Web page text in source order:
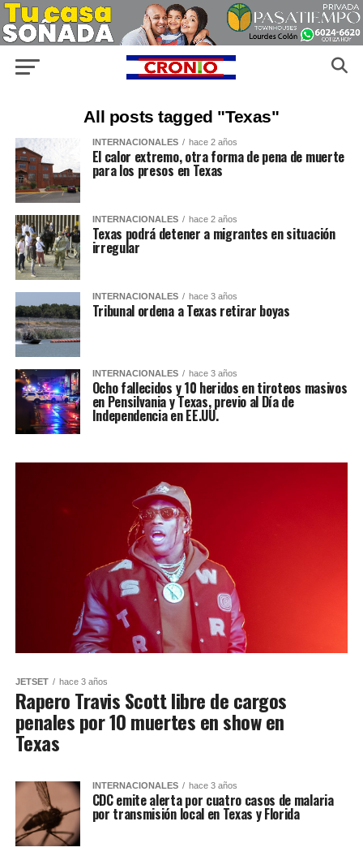
All posts tagged "Texas"
INTERNACIONALES hace 2 años
El calor extremo, otra forma de pena de muerte
para los presos en Texas
INTERNACIONALES hace 2 años
Texas podrá detener a migrantes en situación
irregular
INTERNACIONALES hace 3 años
Tribunal ordena a Texas retirar boyas
INTERNACIONALES hace 3 años
Ocho fallecidos y 10 heridos en tiroteos masivos
en Pensilvania y Texas, previo al Día de
Independencia en EE.UU.
JETSET hace 3 años
Rapero Travis Scott libre de cargos
penales por 10 muertes en show en
Texas
INTERNACIONALES hace 3 años
CDC emite alerta por cuatro casos de malaria
por transmisión local en Texas y Florida